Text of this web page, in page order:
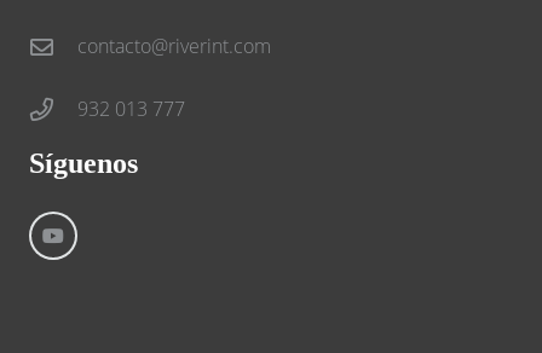
contacto@riverint.com
932 013 777
Síguenos